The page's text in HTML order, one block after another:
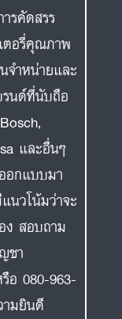
รคัดสรร
อรี่คุณภาพ
จำหน่ายและ
รนด์ที่นับถือ
และอื่นๆ
อกแบบมา
นวโน้มว่าจะ
ง สอบถาม
ชา
อ 080-963-
มยินดี